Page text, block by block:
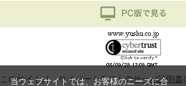
このサイトは、サイバートラストのサーバ証明書
当ウェブサイトでは、お客様のニーズに合